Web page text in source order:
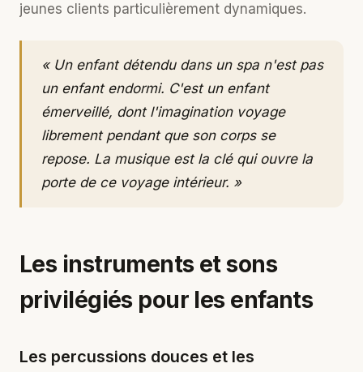
jeunes clients particulièrement dynamiques.
« Un enfant détendu dans un spa n'est pas
un enfant endormi. C'est un enfant
émerveillé, dont l'imagination voyage
librement pendant que son corps se
repose. La musique est la clé qui ouvre la
porte de ce voyage intérieur. »
Les instruments et sons
privilégiés pour les enfants
Les percussions douces et les